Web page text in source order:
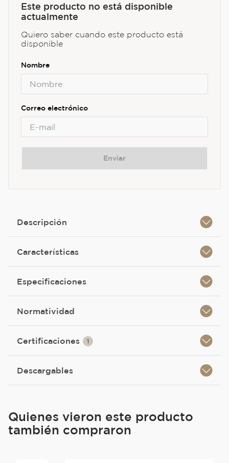
Este producto no está disponible
actualmente
Quiero saber cuando este producto está
disponible
Enviar
Descripción
Características
Especificaciones
Normatividad
Certificaciones 1
Descargables
Quienes vieron este producto
también compraron